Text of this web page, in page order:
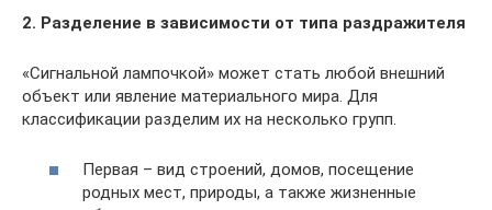
2. Разделение в зависимости от типа раздражителя
«Сигнальной лампочкой» может стать любой внешний
объект или явление материального мира. Для
классификации разделим их на несколько групп.
Первая – вид строений, домов, посещение
родных мест, природы, а также жизненные